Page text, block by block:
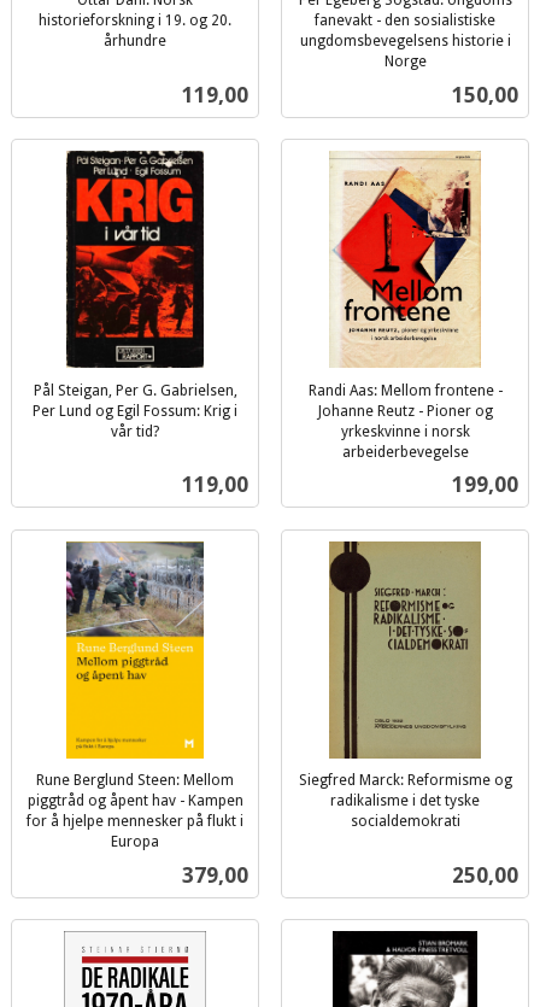
historieforskning i 19. og 20.
århundre
Pris
119,00
fanevakt - den sosialistiske
ungdomsbevegelsens historie i
Norge
Pris
150,00
Pål Steigan, Per G. Gabrielsen,
Per Lund og Egil Fossum: Krig i
vår tid?
Pris
119,00
Randi Aas: Mellom frontene -
Johanne Reutz - Pioner og
yrkeskvinne i norsk
arbeiderbevegelse
Pris
199,00
Rune Berglund Steen: Mellom
piggtråd og åpent hav - Kampen
for å hjelpe mennesker på flukt i
Europa
Pris
379,00
Siegfred Marck: Reformisme og
radikalisme i det tyske
socialdemokrati
Pris
250,00